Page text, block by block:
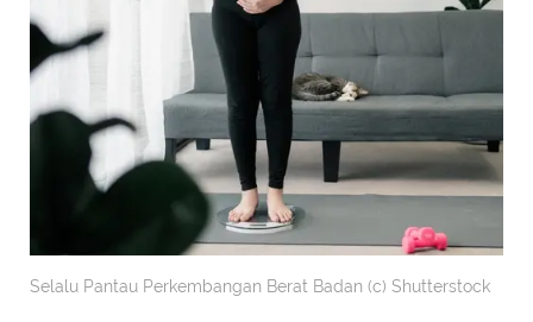
Selalu Pantau Perkembangan Berat Badan (c) Shutterstock